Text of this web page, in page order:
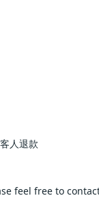
壞。
公司會為客人退款
Please feel